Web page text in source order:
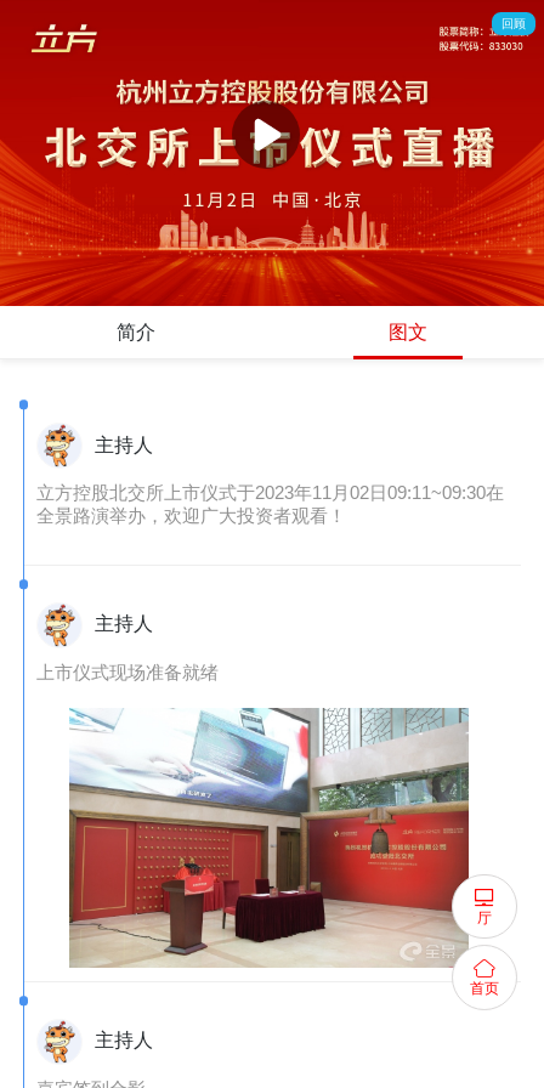
回顾
简介 图文
主持人
立方控股北交所上市仪式于2023年11月02日09:11~09:30在
全景路演举办，欢迎广大投资者观看！
主持人
上市仪式现场准备就绪
主持人
厅
首页